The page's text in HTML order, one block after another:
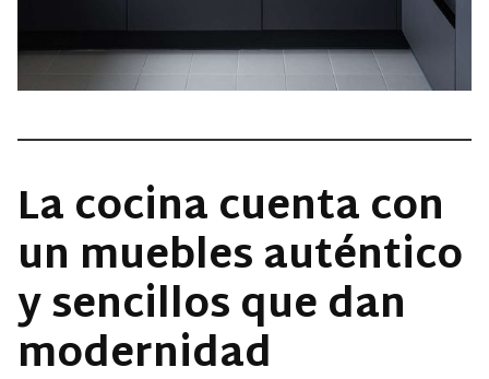
La cocina cuenta con
un muebles auténtico
y sencillos que dan
modernidad